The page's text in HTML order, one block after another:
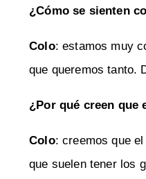
¿Cómo se sienten
Colo: estamos muy
que queremos tanto.
¿Por qué creen que
Colo: creemos que
que suelen tener los